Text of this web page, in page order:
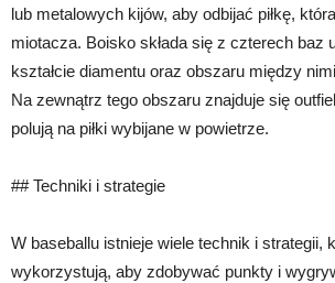
lub metalowych kijów, aby odbijać piłkę,
miotacza. Boisko składa się z czterech baz
kształcie diamentu oraz obszaru między
Na zewnątrz tego obszaru znajduje się
polują na piłki wybijane w powietrze.
## Techniki i strategie
W baseballu istnieje wiele technik i strategii,
wykorzystują, aby zdobywać punkty i